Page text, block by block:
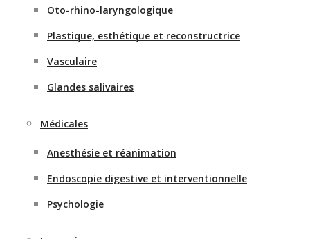
Oto-rhino-laryngologique
Plastique, esthétique et reconstructrice
Vasculaire
Glandes salivaires
Médicales
Anesthésie et réanimation
Endoscopie digestive et interventionnelle
Psychologie